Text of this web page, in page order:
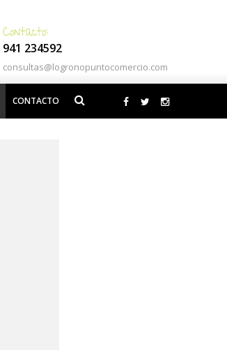
941 234592
consultas@logronopuntocomercio.com
CONTACTO